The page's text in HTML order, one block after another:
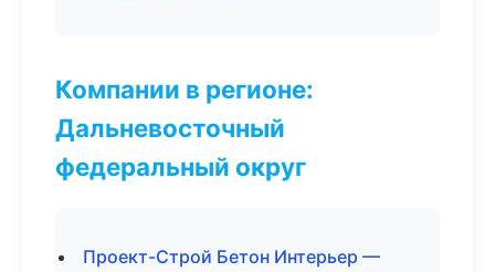
Компании в регионе:
Дальневосточный
федеральный округ
Проект-Строй Бетон Интерьер —